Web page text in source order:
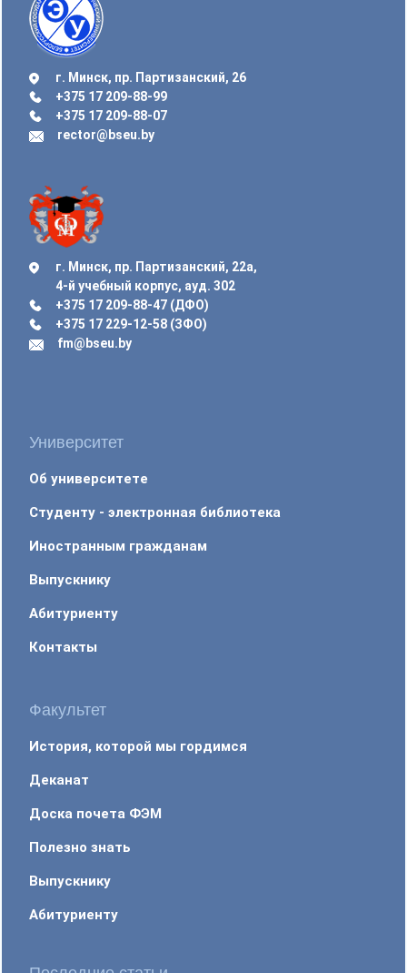
г. Минск, пр. Партизанский, 26
+375 17 209-88-99
+375 17 209-88-07
rector@bseu.by
г. Минск, пр. Партизанский, 22а,
4-й учебный корпус, ауд. 302
+375 17 209-88-47 (ДФО)
+375 17 229-12-58 (ЗФО)
fm@bseu.by
Университет
Об университете
Студенту - электронная библиотека
Иностранным гражданам
Выпускнику
Абитуриенту
Контакты
Факультет
История, которой мы гордимся
Деканат
Доска почета ФЭМ
Полезно знать
Выпускнику
Абитуриенту